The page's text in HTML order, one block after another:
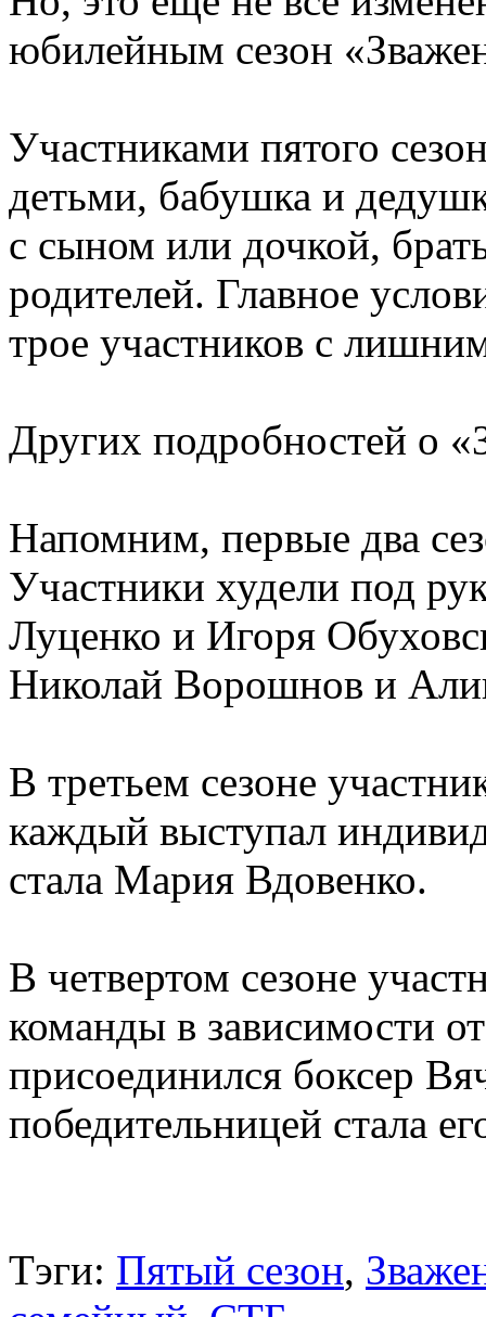
юбилейным сезон
Участниками пятого
детьми, бабушка и
с сыном или дочкой,
родителей. Главное
трое участников с
Других подробностей о
Напомним, первые два
Участники худели под
Луценко и Игоря
Николай Ворошнов и
В третьем сезоне
каждый выступал
стала Мария Вдовенко.
В четвертом сезоне
команды в зависимости
присоединился боксер
победительницей стала
Тэги: Пятый сезон,